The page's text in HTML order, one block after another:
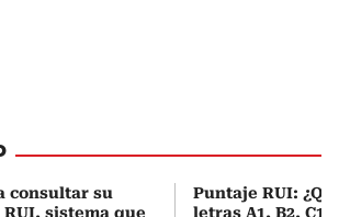
consultar su
sistema que
Puntaje RUI:
letras A1, B2, C1